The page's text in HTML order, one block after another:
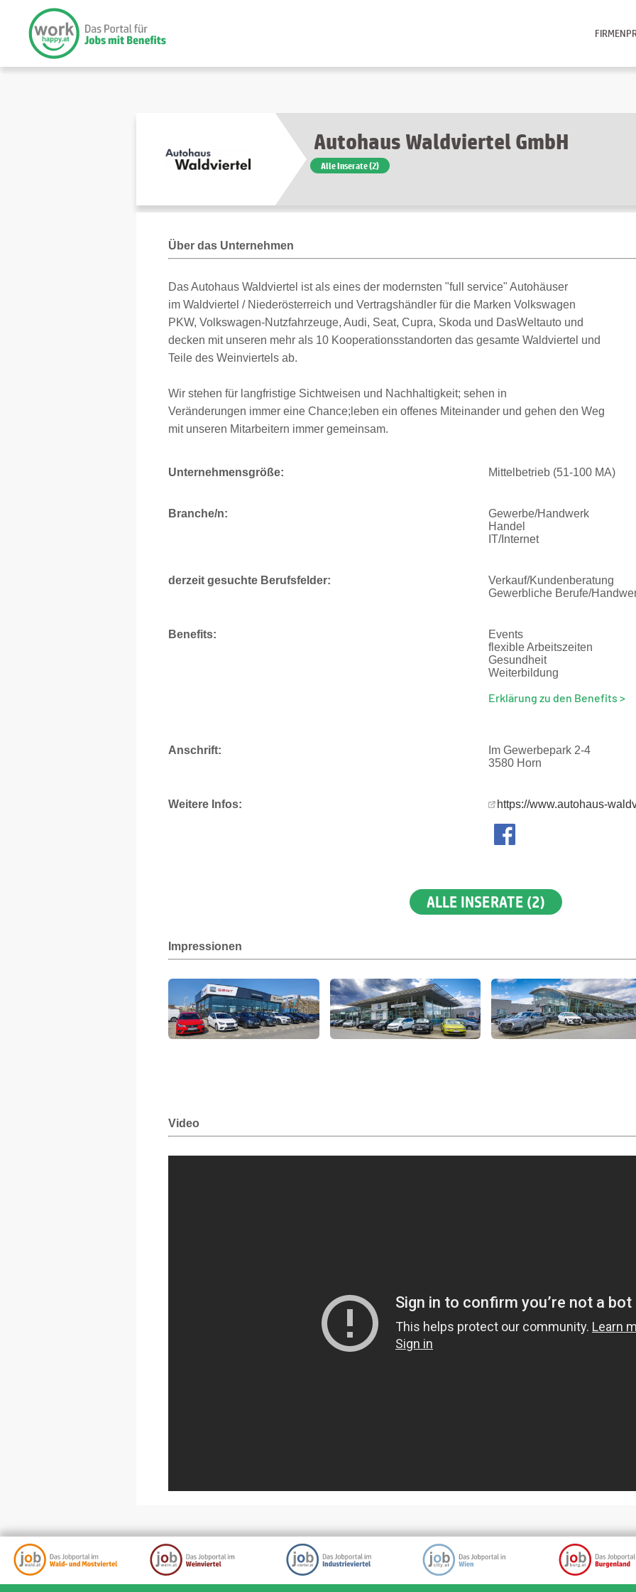
Autohaus Waldviertel GmbH
Alle Inserate (2)
Über das Unternehmen
Das Autohaus Waldviertel ist als eines der modernsten "full service" Autohäuser
im Waldviertel / Niederösterreich und Vertragshändler für die Marken Volkswagen
PKW, Volkswagen-Nutzfahrzeuge, Audi, Seat, Cupra, Skoda und DasWeltauto und
decken mit unseren mehr als 10 Kooperationsstandorten das gesamte Waldviertel und
Teile des Weinviertels ab.
Wir stehen für langfristige Sichtweisen und Nachhaltigkeit; sehen in
Veränderungen immer eine Chance;leben ein offenes Miteinander und gehen den Weg
mit unseren Mitarbeitern immer gemeinsam.
Unternehmensgröße: Mittelbetrieb (51-100 MA)
Branche/n:
Gewerbe/Handwerk
Handel
IT/Internet
derzeit gesuchte Berufsfelder:
Verkauf/Kundenberatung
Gewerbliche Berufe/
Benefits:
Events
flexible Arbeitszeiten
Gesundheit
Weiterbildung
Erklärung zu den Benefits >
Anschrift:
Im Gewerbepark 2-4
3580 Horn
Weitere Infos: https://www.autohaus-
ALLE INSERATE (2)
Impressionen
Video